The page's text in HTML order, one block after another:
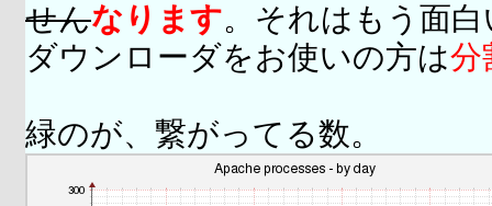
せんなります。それはもう面
ダウンローダをお使いの方は分
緑のが、繋がってる数。